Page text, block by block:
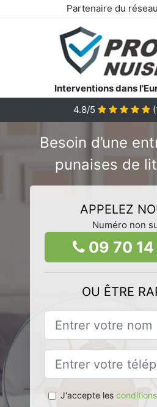
Partenaire du réseau
Interventions dans
4.8/5
(
Besoin d’une
punaises de
APPELEZ
Numéro non
09 70
OU ÊTRE
J'accepte les conditions